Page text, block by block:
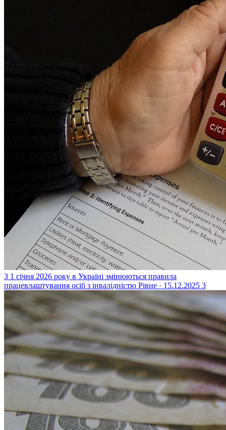
З 1 січня 2026 року в Україні змінюються правила
працевлаштування осіб з інвалідністю Рівне · 15.12.2025 3